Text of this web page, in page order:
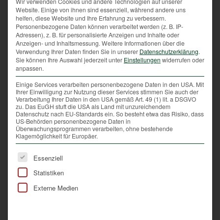
nahezu gleiches Aussehen erklärt sich vor allem
durch deren monogame Lebensweise und meist
lebenslange Bindung, wodurch ein alljährliches
Werben und Imponiergehabe überflüssig wird. Der
zunächst schwarze Schnabel bei Junghühnern wird
mit fortschreitendem Alter immer grauer.
Hinsichtlich Lautäußerung wird man in
Rebhuhnrevieren hauptsächlich die Hähne hören. Ihr
Ruf ist ein durchdringendes heiseres „gierreck“ oder
„kirreck“, das vor allem als Revierabgrenzung
gegenüber anderen Hähnen und bei der Paarbildung
Bedeutung hat. Der Ruf der Hennen ist leiser,
ertönt “kerripriprip“. Typisch für Rebhühner ist ihr
burrendes Fluggeräusch beim Auffliegen, das von
den schnellen Flügelschlägen verursacht wird und
Feinde kurz irritieren soll.
Website. Einige von ihnen sind essenziell, während andere uns
helfen, diese Website und Ihre Erfahrung zu verbessern.
Personenbezogene Daten können verarbeitet werden (z. B. IP-
Adressen), z. B. für personalisierte Anzeigen und Inhalte oder
Anzeigen- und Inhaltsmessung. Weitere Informationen über die
Verwendung Ihrer Daten finden Sie in unserer Datenschutzerklärung.
Sie können Ihre Auswahl jederzeit unter Einstellungen widerrufen oder
anpassen.
Einige Services verarbeiten personenbezogene Daten in den USA. Mit
Ihrer Einwilligung zur Nutzung dieser Services stimmen Sie auch der
Verarbeitung Ihrer Daten in den USA gemäß Art. 49 (1) lit. a DSGVO
zu. Das EuGH stuft die USA als Land mit unzureichendem
Datenschutz nach EU-Standards ein. So besteht etwa das Risiko, dass
US-Behörden personenbezogene Daten in
Überwachungsprogrammen verarbeiten, ohne bestehende
Klagemöglichkeit für Europäer.
Es folgt eine Liste der Service-Gruppen, für die eine
Essenziell
Statistiken
Externe Medien